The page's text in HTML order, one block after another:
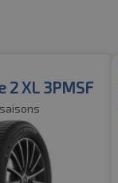
2 XL 3PMSF